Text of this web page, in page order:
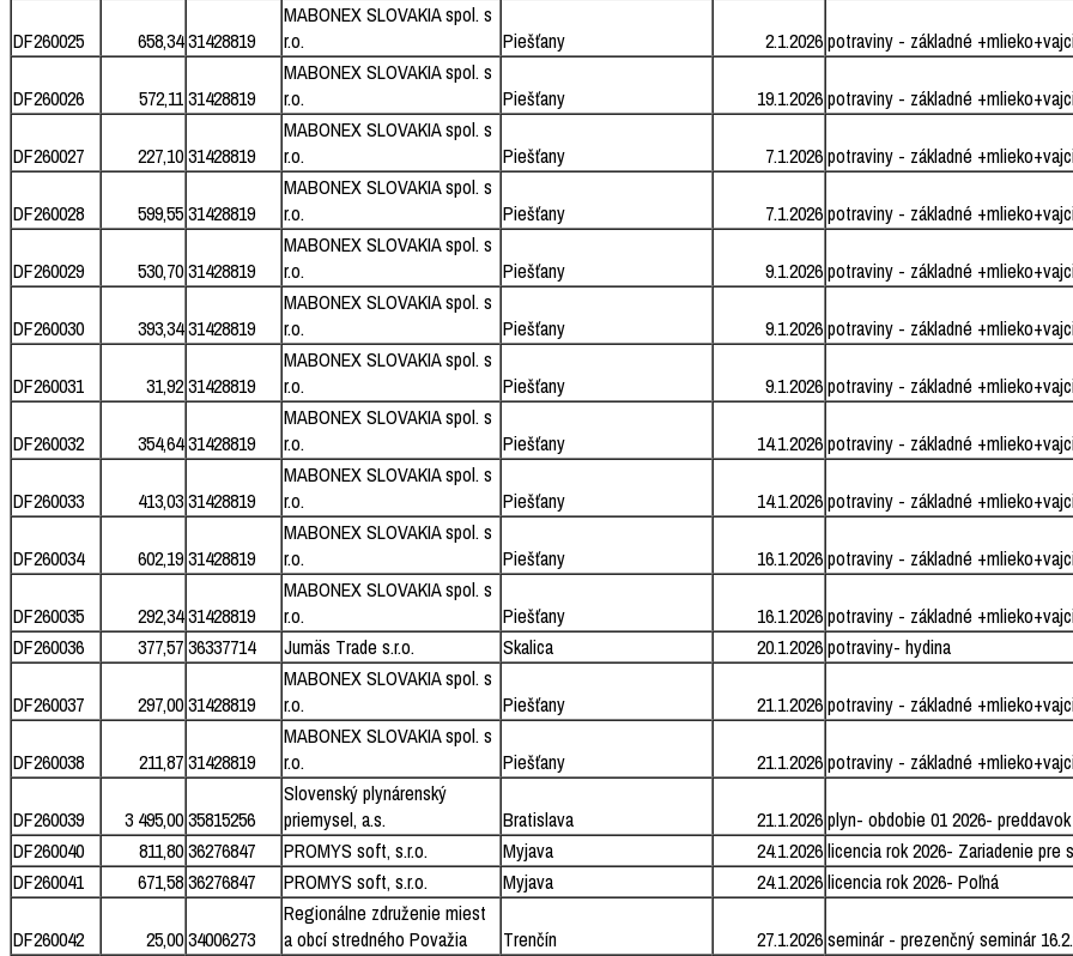
DF260025 658,3431428819
MABONEX SLOVAKIA spol. s
r.o.
Piešťany 2.1.2026potraviny - základné
DF260026 572,1131428819
MABONEX SLOVAKIA spol. s
r.o.
Piešťany 19.1.2026potraviny - základné
DF260027 227,1031428819
MABONEX SLOVAKIA spol. s
r.o.
Piešťany 7.1.2026potraviny - základné
DF260028 599,5531428819
MABONEX SLOVAKIA spol. s
r.o.
Piešťany 7.1.2026potraviny - základné
DF260029 530,7031428819
MABONEX SLOVAKIA spol. s
r.o.
Piešťany 9.1.2026potraviny - základné
DF260030 393,3431428819
MABONEX SLOVAKIA spol. s
r.o.
Piešťany 9.1.2026potraviny - základné
DF260031 31,9231428819
MABONEX SLOVAKIA spol. s
r.o.
Piešťany 9.1.2026potraviny - základné
DF260032 354,6431428819
MABONEX SLOVAKIA spol. s
r.o.
Piešťany 14.1.2026potraviny - základné
DF260033 413,0331428819
MABONEX SLOVAKIA spol. s
r.o.
Piešťany 14.1.2026potraviny - základné
DF260034 602,1931428819
MABONEX SLOVAKIA spol. s
r.o.
Piešťany 16.1.2026potraviny - základné
DF260035 292,3431428819
MABONEX SLOVAKIA spol. s
r.o.
Piešťany 16.1.2026potraviny - základné
DF260036
377,5736337714 Jumäs Trade s.r.o. Skalica 20.1.2026potraviny- hydina
DF260037 297,0031428819
MABONEX SLOVAKIA spol. s
r.o.
Piešťany 21.1.2026potraviny - základné
DF260038 211,8731428819
MABONEX SLOVAKIA spol. s
r.o.
Piešťany 21.1.2026potraviny - základné
DF260039 3 495,0035815256
Slovenský plynárenský
priemysel, a.s.
Bratislava 21.1.2026plyn- obdobie 01 2026- preddavok
DF260040
811,8036276847 PROMYS soft, s.r.o. Myjava 24.1.2026licencia rok 2026- Zariadenie pre
DF260041
671,5836276847 PROMYS soft, s.r.o. Myjava 24.1.2026licencia rok 2026- Poľná
DF260042 25,0034006273
Regionálne združenie miest
a obcí stredného Považia
Trenčín 27.1.2026seminár - prezenčný seminár